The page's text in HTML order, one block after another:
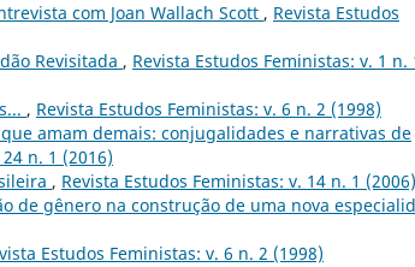
com Joan Wallach Scott , Revista Estudos
Revisitada , Revista Estudos Feministas: v. 1 n.
, Revista Estudos Feministas: v. 6 n. 2 (1998)
amam demais: conjugalidades e narrativas de
n. 1 (2016)
, Revista Estudos Feministas: v. 14 n. 1 (2006)
de gênero na construção de uma nova
Estudos Feministas: v. 6 n. 2 (1998)